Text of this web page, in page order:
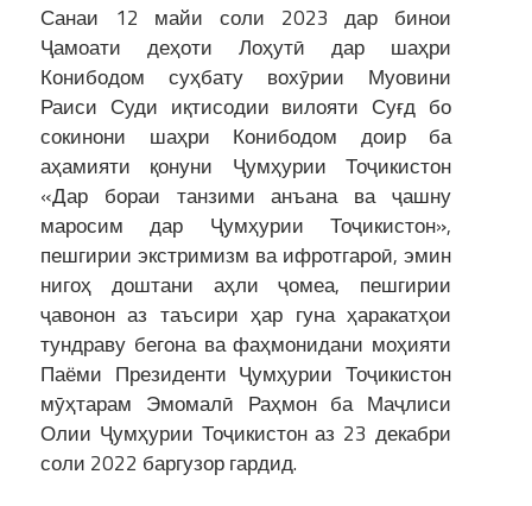
Санаи 12 майи соли 2023 дар бинои
Ҷамоати деҳоти Лоҳутӣ дар шаҳри
Конибодом суҳбату вохӯрии Муовини
Раиси Суди иқтисодии вилояти Суғд бо
сокинони шаҳри Конибодом доир ба
аҳамияти қонуни Ҷумҳурии Тоҷикистон
«Дар бораи танзими анъана ва ҷашну
маросим дар Ҷумҳурии Тоҷикистон»,
пешгирии экстримизм ва ифротгароӣ, эмин
нигоҳ доштани аҳли ҷомеа, пешгирии
ҷавонон аз таъсири ҳар гуна ҳаракатҳои
тундраву бегона ва фаҳмонидани моҳияти
Паёми Президенти Ҷумҳурии Тоҷикистон
мӯҳтарам Эмомалӣ Раҳмон ба Маҷлиси
Олии Ҷумҳурии Тоҷикистон аз 23 декабри
соли 2022 баргузор гардид.